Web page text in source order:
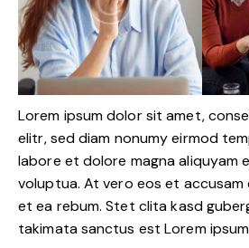
Lorem ipsum dolor sit amet,
elitr, sed diam nonumy eirmod
labore et dolore magna aliquyam
voluptua. At vero eos et
et ea rebum. Stet clita kasd
takimata sanctus est Lorem